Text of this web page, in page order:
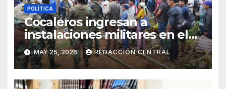
POLÍTICA
Cocaleros ingresan a
instalaciones militares en el
Trópico: “No aceptaremos un
estado de sitio”
MAY 25, 2026 REDACCIÓN CENTRAL